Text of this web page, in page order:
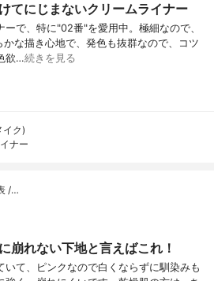
てにじまないクリームライナー
で、特に"02番"を愛用中。極細なので、
な描き心地で、発色も抜群なので、コツ
欲…続きを見る
イク)
ナー
/…
崩れない下地と言えばこれ！
いて、ピンクなので白くならずに馴染みも